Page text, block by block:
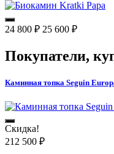
24 800 ₽ 25 600 ₽
Покупатели,
Каминная топка Seguin
Скидка!
212 500 ₽